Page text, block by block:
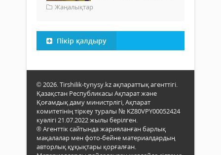
Жаңалықтар
Пікір қалдыру
© 2026. Tirshilik-tynysy.kz ақпараттық агенттігі.
Қазақстан Республикасы Ақпарат және
Қоғамдық даму министрлігі, Ақпарат
комитетінің тіркеу туралы № KZ80VPY00052424
куәлігі 21.07.2022 жылы берілген.
® Агенттік сайтында жарияланған барлық
мақалалар мен фото-бейне материалдардың
авторлық құқықтары қорғалған.